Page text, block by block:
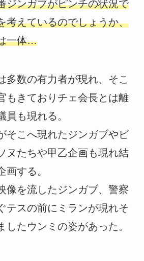
ジンガブがピンチの状況で
考えているのでしょうか、
一体…
多数の有力者が現れ、そこ
もきておりチェ会長とは離
員も現れる。
そこへ現れたジンガブやビ
ヌたちや甲乙企画も現れ結
画する。
像を流したジンガブ、警察
テスの前にミランが現れそ
したウンミの姿があった。